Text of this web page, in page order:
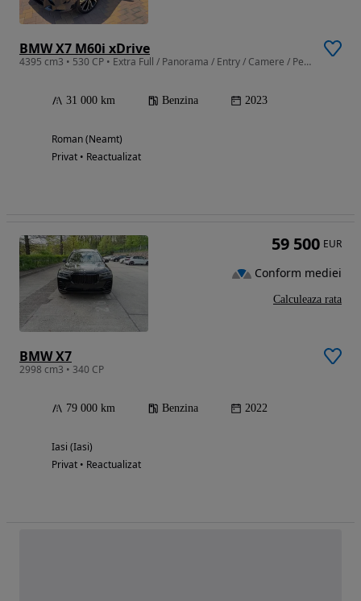
BMW X7 M60i xDrive
4395 cm3 • 530 CP • Extra Full / Panorama / Entry / Camere / Perne
31 000 km Benzina 2023
Roman (Neamt)
Privat • Reactualizat
BMW X7
2998 cm3 • 340 CP
79 000 km Benzina 2022
Iasi (Iasi)
Privat • Reactualizat
59 500 EUR
Conform mediei
Calculeaza rata